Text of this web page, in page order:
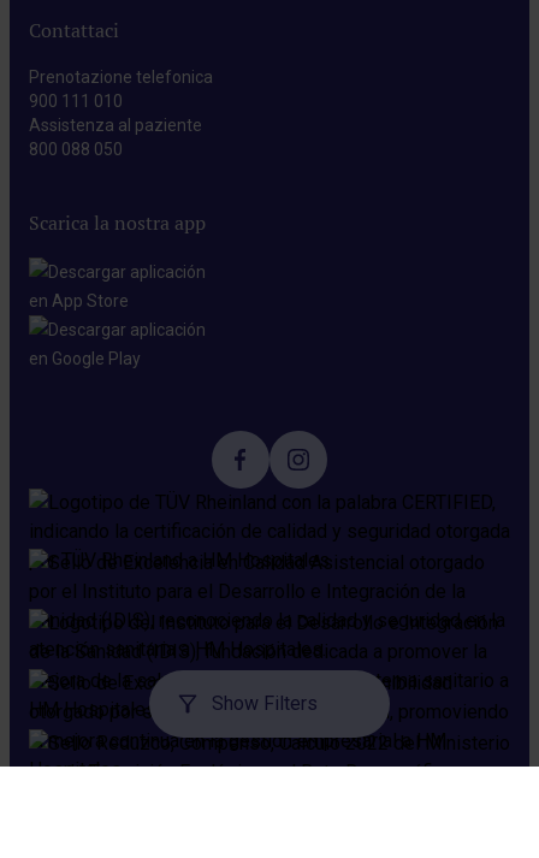
Show Filters
Contattaci
Prenotazione telefonica
900 111 010
Assistenza al paziente
800 088 050
Scarica la nostra app